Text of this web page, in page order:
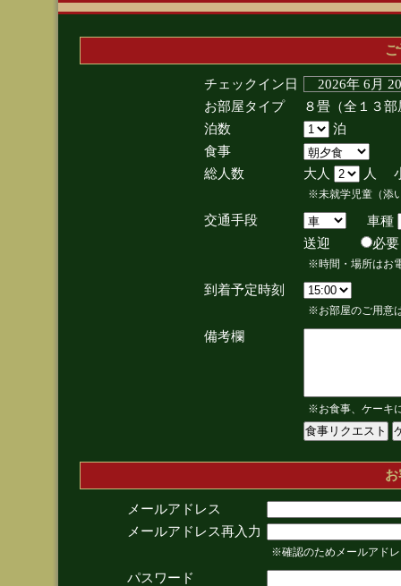
チェックイン日
2026年 6月
お部屋タイプ
８畳（全１３
泊数
泊
食事
総人数
大人 人
※未就学児童（添
交通手段
車種
送迎
※時間・場所はお
到着予定時刻
※お部屋のご用意
備考欄
※お食事、ケーキ
メールアドレス
メールアドレス再入力
※確認のためメールアド
パスワード